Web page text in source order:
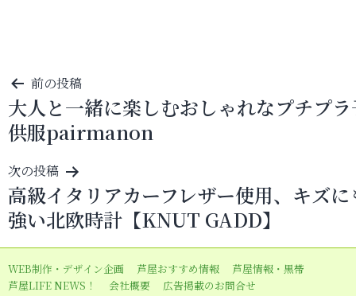
投
稿
ナ
ビ
ゲ
ー
シ
ョ
ン
前の投稿
大人と一緒に楽しむおしゃれなプチプ
供服pairmanon
次の投稿
高級イタリアカーフレザー使用、キズに
強い北欧時計【KNUT GADD】
WEB制作・デザイン企画 芦屋おすすめ情報
芦屋情報・黒帯
芦屋LIFE NEWS！
会社概要 広告掲載のお問合せ